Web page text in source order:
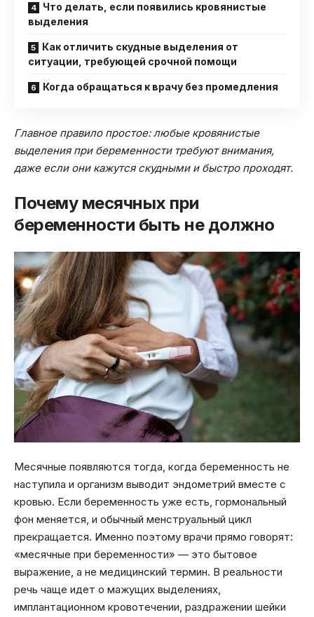
Что делать, если появились кровянистые
выделения
Как отличить скудные выделения от
ситуации, требующей срочной помощи
Когда обращаться к врачу без промедления
Главное правило простое: любые кровянистые
выделения при беременности требуют внимания,
даже если они кажутся скудными и быстро проходят.
Почему месячных при
беременности быть не должно
Месячные появляются тогда, когда беременность не
наступила и организм выводит эндометрий вместе с
кровью. Если беременность уже есть, гормональный
фон меняется, и обычный менструальный цикл
прекращается. Именно поэтому врачи прямо говорят:
«месячные при беременности» — это бытовое
выражение, а не медицинский термин. В реальности
речь чаще идет о мажущих выделениях,
имплантационном кровотечении, раздражении шейки